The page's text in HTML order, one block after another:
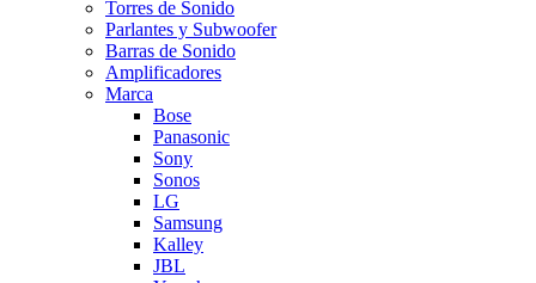
Torres de Sonido
Parlantes y Subwoofer
Barras de Sonido
Amplificadores
Marca
Bose
Panasonic
Sony
Sonos
LG
Samsung
Kalley
JBL